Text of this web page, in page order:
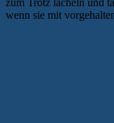
zum Trotz lächeln und
wenn sie mit